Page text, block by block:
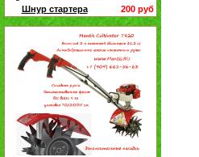
Шнур стартера 200 руб